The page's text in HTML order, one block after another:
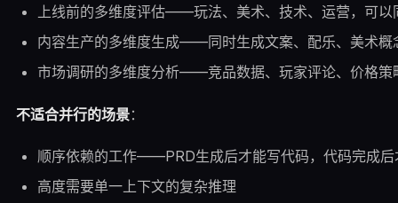
上线前的多维度评估——玩法、美术、技术、运营，可以
内容生产的多维度生成——同时生成文案、配乐、美术概
市场调研的多维度分析——竞品数据、玩家评论、价格策
不适合并行的场景：
顺序依赖的工作——PRD生成后才能写代码，代码完成后
高度需要单一上下文的复杂推理